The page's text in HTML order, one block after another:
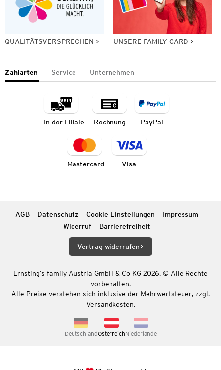
QUALITÄTSVERSPRECHEN UNSERE FAMILY CARD
Zahlarten Service Unternehmen
In der Filiale Rechnung PayPal
Mastercard Visa
AGB Datenschutz Cookie-Einstellungen
Impressum
Widerruf
Barrierefreiheit
Vertrag widerrufen
Ernsting’s family Austria GmbH & Co KG 2026. © Alle Rechte
vorbehalten.
Alle Preise verstehen sich inklusive der Mehrwertsteuer, zzgl.
Versandkosten.
DeutschlandÖsterreichNiederlande